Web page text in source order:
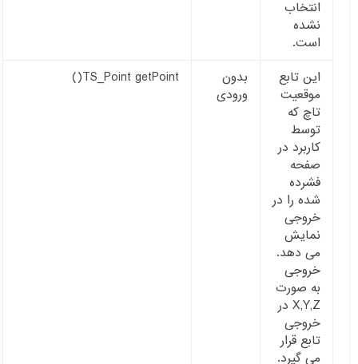
انتخاب
نشده
است.
این تابع
موقعیت
تاچ که
توسط
کاربرد در
صفحه
فشرده
شده را در
خروجی
نمایش
می دهد.
خروجی
به صورت
X,Y,Z در
خروجی
تابع قرار
می گیرد.
بدون
ورودی
TS_Point getPoint()